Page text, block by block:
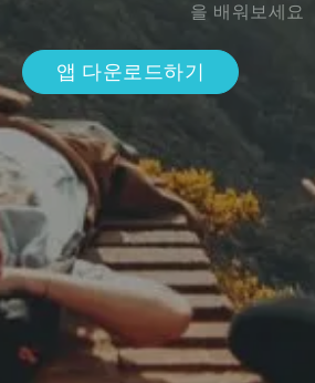
을 배워보세요
앱 다운로드하기